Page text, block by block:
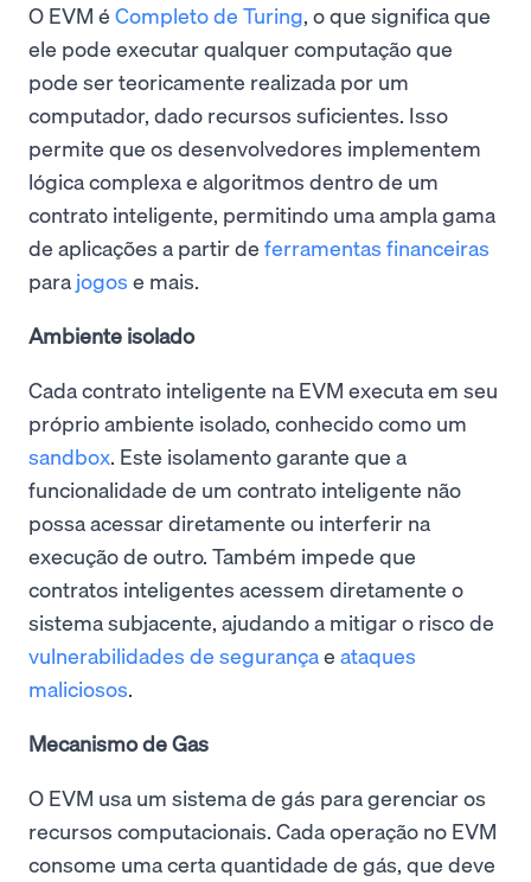
O EVM é Completo de Turing, o que significa que
ele pode executar qualquer computação que
pode ser teoricamente realizada por um
computador, dado recursos suficientes. Isso
permite que os desenvolvedores implementem
lógica complexa e algoritmos dentro de um
contrato inteligente, permitindo uma ampla gama
de aplicações a partir de ferramentas financeiras
para jogos e mais.
Ambiente isolado
Cada contrato inteligente na EVM executa em seu
próprio ambiente isolado, conhecido como um
sandbox. Este isolamento garante que a
funcionalidade de um contrato inteligente não
possa acessar diretamente ou interferir na
execução de outro. Também impede que
contratos inteligentes acessem diretamente o
sistema subjacente, ajudando a mitigar o risco de
vulnerabilidades de segurançae ataques
maliciosos.
Mecanismo de Gas
O EVM usa um sistema de gás para gerenciar os
recursos computacionais. Cada operação no EVM
consome uma certa quantidade de gás, que deve